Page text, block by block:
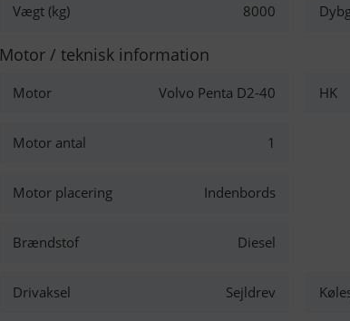
Vægt (kg) 8000
Motor / teknisk information
Motor Volvo Penta D2-40 HK
Motor antal 1
Motor placering Indenbords
Brændstof Diesel
Drivaksel Sejldrev